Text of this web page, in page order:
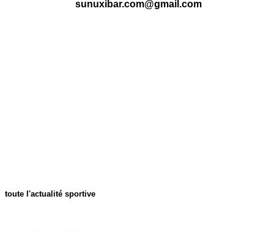
sunuxibar.com@gmail.com
toute l'actualité sportive